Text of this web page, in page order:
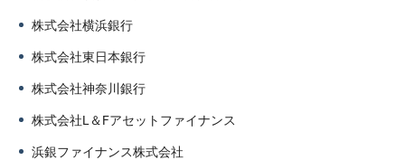
株式会社横浜銀行
株式会社東日本銀行
株式会社神奈川銀行
株式会社L＆Fアセットファイナンス
浜銀ファイナンス株式会社